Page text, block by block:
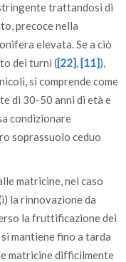
trattandosi di
precoce nella
elevata. Se a ciò
dei turni ([22],[11]),
si comprende come
di 30-50 anni di età e
condizionare
soprassuolo ceduo
matricine, nel caso
la rinnovazione da
la fruttificazione dei
mantiene fino a tarda
matricine difficilmente